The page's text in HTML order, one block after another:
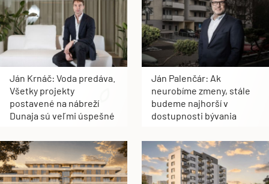
Ján Krnáč: Voda predáva.
Všetky projekty
postavené na nábreží
Dunaja sú veľmi úspešné
Ján Palenčár: Ak
neurobíme zmeny, stále
budeme najhorší v
dostupnosti bývania